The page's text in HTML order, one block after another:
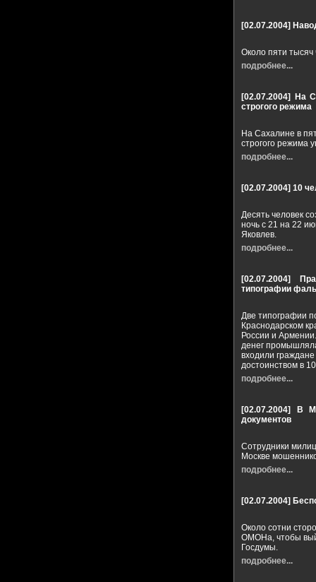
[02.07.2004]
Около пяти тысяч
подробнее...
[02.07.2004]
На
строгого режима
На Сахалине в
строгого режима
подробнее...
[02.07.2004] 10
Десять человек
ночь с 21 на 22
Яковлев.
подробнее...
[02.07.2004]
типографии
Две типографии
Краснодарском
России и
денег
входили
достоинством в
подробнее...
[02.07.2004]
В
документов
Сотрудники
Москве
подробнее...
[02.07.2004]
Около сотни
ОМОНа, чтобы
Госдумы.
подробнее...